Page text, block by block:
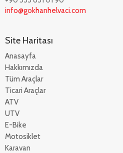
info@gokhanhelvaci.com
Site Haritası
Anasayfa
Hakkımızda
Tüm Araçlar
Ticari Araçlar
ATV
UTV
E-Bike
Motosiklet
Karavan